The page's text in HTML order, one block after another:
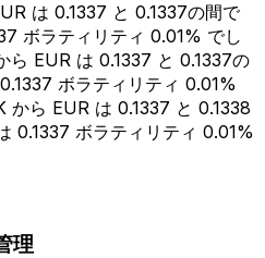
は 0.1337 と 0.1337の間で
ボラティリティ 0.01% でし
ら EUR は 0.1337 と 0.1337の
ボラティリティ 0.01%
から EUR は 0.1337 と 0.1338
0.1337 ボラティリティ 0.01%
理